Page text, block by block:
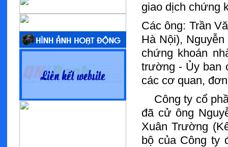
giao dịch chứng
Các ông: Trần
Hà Nội),
chứng khoán
trường - Ủy ban
các cơ quan,
Công ty cổ
đã cử ông
Xuân Trường
bộ của Công ty